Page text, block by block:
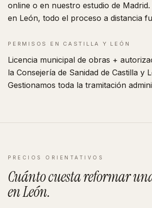
online o en nuestro estudio de
en León, todo el proceso a distancia
PERMISOS EN CASTILLA Y LEÓN
Licencia municipal de obras +
la Consejería de Sanidad de Castilla y
Gestionamos toda la tramitación
PRECIOS ORIENTATIVOS
Cuánto cuesta reformar
enLeón.